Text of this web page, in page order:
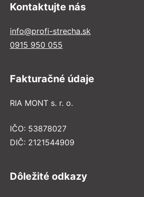
Kontaktujte nás
info@profi-strecha.sk
0915 950 055
Fakturačné údaje
RIA MONT s. r. o.
IČO: 53878027
DIČ: 2121544909
Dôležité odkazy